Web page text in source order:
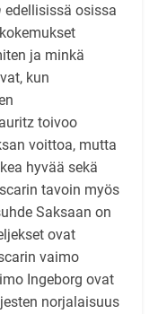
edellisissä osissa
ja minkä
kun
toivoo
voittoa, mutta
hyvää sekä
tavoin myös
Saksaan on
ovat
vaimo
Ingeborg ovat
norjalaisuus